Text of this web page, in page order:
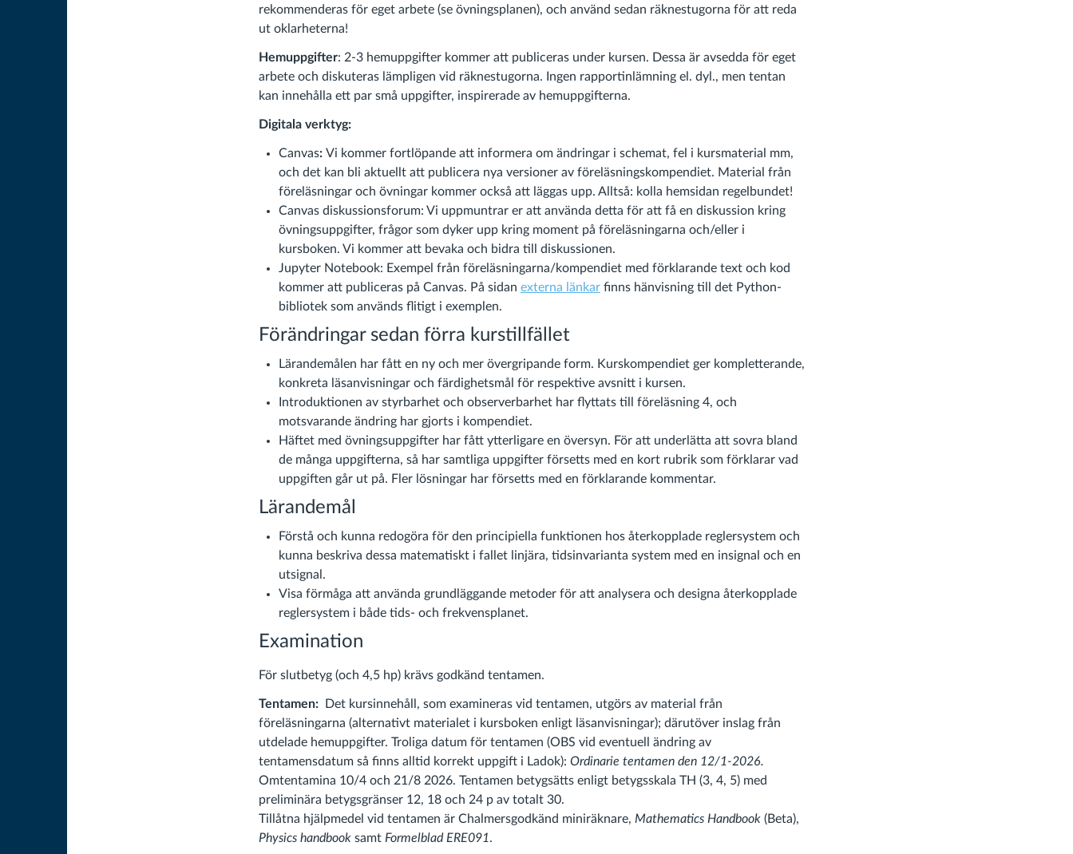
rekommenderas för eget arbete (se övningsplanen), och använd sedan räknestugorna för att reda
ut oklarheterna!
Hemuppgifter: 2-3 hemuppgifter kommer att publiceras under kursen. Dessa är avsedda för eget
arbete och diskuteras lämpligen vid räknestugorna. Ingen rapportinlämning el. dyl., men tentan
kan innehålla ett par små uppgifter, inspirerade av hemuppgifterna.
Digitala verktyg:
Canvas: Vi kommer fortlöpande att informera om ändringar i schemat, fel i kursmaterial mm,
och det kan bli aktuellt att publicera nya versioner av föreläsningskompendiet. Material från
föreläsningar och övningar kommer också att läggas upp. Alltså: kolla hemsidan regelbundet!
Canvas diskussionsforum: Vi uppmuntrar er att använda detta för att få en diskussion kring
övningsuppgifter, frågor som dyker upp kring moment på föreläsningarna och/eller i
kursboken. Vi kommer att bevaka och bidra till diskussionen.
Jupyter Notebook: Exempel från föreläsningarna/kompendiet med förklarande text och kod
kommer att publiceras på Canvas. På sidan externa länkar finns hänvisning till det Python-
bibliotek som används flitigt i exemplen.
Förändringar sedan förra kurstillfället
Lärandemålen har fått en ny och mer övergripande form. Kurskompendiet ger kompletterande,
konkreta läsanvisningar och färdighetsmål för respektive avsnitt i kursen.
Introduktionen av styrbarhet och observerbarhet har flyttats till föreläsning 4, och
motsvarande ändring har gjorts i kompendiet.
Häftet med övningsuppgifter har fått ytterligare en översyn. För att underlätta att sovra bland
de många uppgifterna, så har samtliga uppgifter försetts med en kort rubrik som förklarar vad
uppgiften går ut på. Fler lösningar har försetts med en förklarande kommentar.
Lärandemål
Förstå och kunna redogöra för den principiella funktionen hos återkopplade reglersystem och
kunna beskriva dessa matematiskt i fallet linjära, tidsinvarianta system med en insignal och en
utsignal.
Visa förmåga att använda grundläggande metoder för att analysera och designa återkopplade
reglersystem i både tids- och frekvensplanet.
Examination
För slutbetyg (och 4,5 hp) krävs godkänd tentamen.
Tentamen:
Det kursinnehåll, som examineras vid tentamen, utgörs av material från
föreläsningarna (alternativt materialet i kursboken enligt läsanvisningar); därutöver inslag från
utdelade hemuppgifter. Troliga datum för tentamen (OBS vid eventuell ändring av
tentamensdatum så finns alltid korrekt uppgift i Ladok): Ordinarie tentamen den 12/1-2026.
Omtentamina 10/4 och 21/8 2026. Tentamen betygsätts enligt betygsskala TH (3, 4, 5) med
preliminära betygsgränser 12, 18 och 24 p av totalt 30.
Tillåtna hjälpmedel vid tentamen är Chalmersgodkänd miniräknare, Mathematics Handbook (Beta),
Physics handbook samt Formelblad ERE091.